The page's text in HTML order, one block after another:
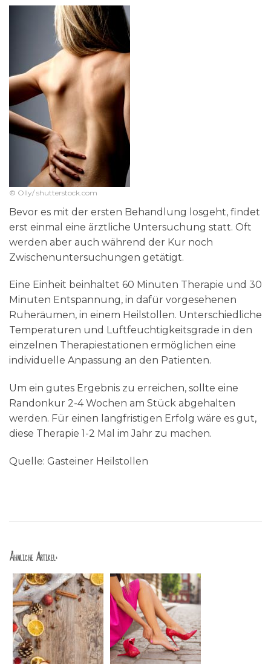
© Olly/ shutterstock.com
Bevor es mit der ersten Behandlung losgeht, findet
erst einmal eine ärztliche Untersuchung statt. Oft
werden aber auch während der Kur noch
Zwischenuntersuchungen getätigt.
Eine Einheit beinhaltet 60 Minuten Therapie und 30
Minuten Entspannung, in dafür vorgesehenen
Ruheräumen, in einem Heilstollen. Unterschiedliche
Temperaturen und Luftfeuchtigkeitsgrade in den
einzelnen Therapiestationen ermöglichen eine
individuelle Anpassung an den Patienten.
Um ein gutes Ergebnis zu erreichen, sollte eine
Randonkur 2-4 Wochen am Stück abgehalten
werden. Für einen langfristigen Erfolg wäre es gut,
diese Therapie 1-2 Mal im Jahr zu machen.
Quelle: Gasteiner Heilstollen
Ähnliche Artikel: